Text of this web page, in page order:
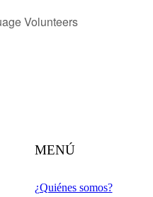
Volunteers
MENÚ
¿Quiénes somos?